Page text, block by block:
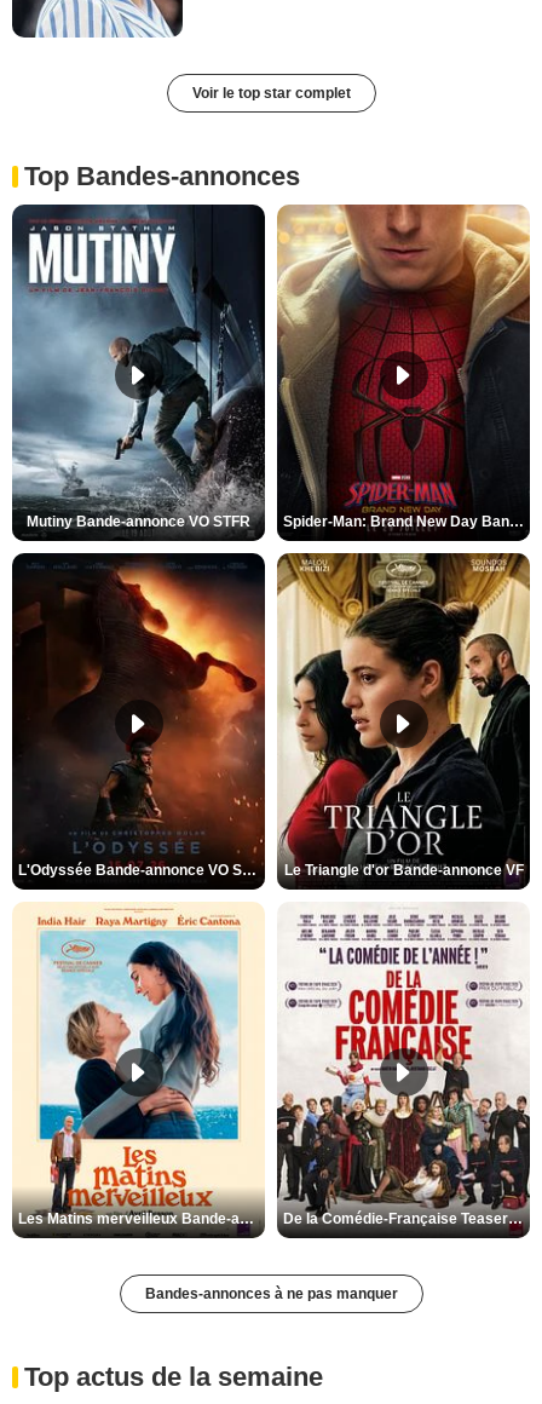
Voir le top star complet
Top Bandes-annonces
Mutiny Bande-annonce VO STFR Spider-Man: Brand New Day Bande-annonce VO STFR
L'Odyssée Bande-annonce VO STFR Le Triangle d'or Bande-annonce VF
Les Matins merveilleux Bande-annonce VF De la Comédie-Française Teaser VF
Bandes-annonces à ne pas manquer
Top actus de la semaine